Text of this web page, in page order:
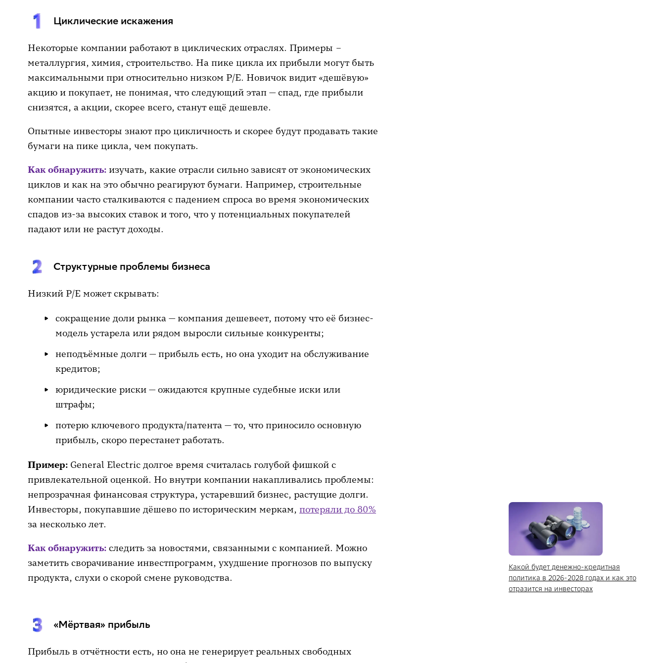
Циклические искажения
Некоторые компании работают в циклических отраслях. Примеры –
металлургия, химия, строительство. На пике цикла их прибыли могут быть
максимальными при относительно низком P/E. Новичок видит «дешёвую»
акцию и покупает, не понимая, что следующий этап — спад, где прибыли
снизятся, а акции, скорее всего, станут ещё дешевле.
Опытные инвесторы знают про цикличность и скорее будут продавать такие
бумаги на пике цикла, чем покупать.
Как обнаружить: изучать, какие отрасли сильно зависят от экономических
циклов и как на это обычно реагируют бумаги. Например, строительные
компании часто сталкиваются с падением спроса во время экономических
спадов из-за высоких ставок и того, что у потенциальных покупателей
падают или не растут доходы.
Структурные проблемы бизнеса
Низкий P/E может скрывать:
сокращение доли рынка — компания дешевеет, потому что её бизнес-
модель устарела или рядом выросли сильные конкуренты;
неподъёмные долги — прибыль есть, но она уходит на обслуживание
кредитов;
юридические риски — ожидаются крупные судебные иски или
штрафы;
потерю ключевого продукта/патента — то, что приносило основную
прибыль, скоро перестанет работать.
Пример: General Electric долгое время считалась голубой фишкой с
привлекательной оценкой. Но внутри компании накапливались проблемы:
непрозрачная финансовая структура, устаревший бизнес, растущие долги.
Инвесторы, покупавшие дёшево по историческим меркам, потеряли до 80%
за несколько лет.
Как обнаружить: следить за новостями, связанными с компанией. Можно
заметить сворачивание инвестпрограмм, ухудшение прогнозов по выпуску
продукта, слухи о скорой смене руководства.
Какой будет денежно-кредитная
политика в 2026-2028 годах и как это
отразится на инвесторах
«Мёртвая» прибыль
Прибыль в отчётности есть, но она не генерирует реальных свободных